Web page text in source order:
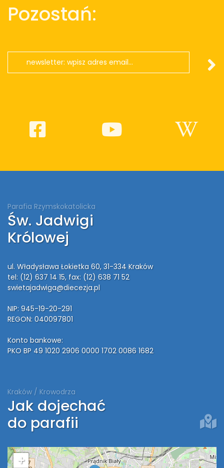
Pozostań:
Parafia Rzymskokatolicka
Św. Jadwigi
Królowej
ul. Władysława Łokietka 60, 31-334 Kraków
tel: (12) 637 14 15, fax: (12) 638 71 52
swietajadwiga@diecezja.pl
NIP: 945-19-20-291
REGON: 040097801
Konto bankowe:
PKO BP 49 1020 2906 0000 1702 0086 1682
Kraków / Krowodrza
Jak dojechać
do parafii
+